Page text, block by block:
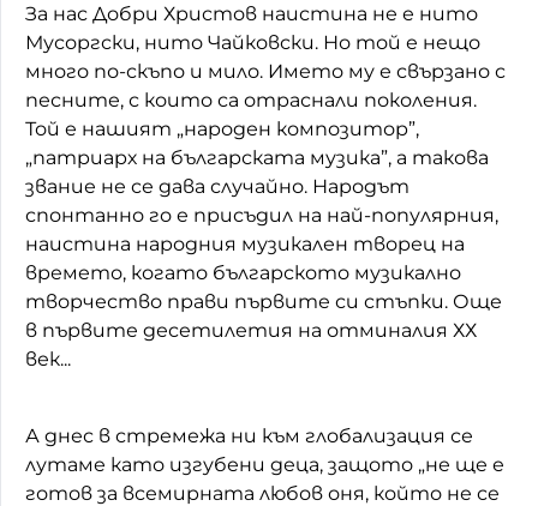
За нас Добри Христов наистина не е нито
Мусоргски, нито Чайковски. Но той е нещо
много по-скъпо и мило. Името му е свързано с
песните, с които са отраснали поколения.
Той е нашият „народен композитор”,
„патриарх на българската музика”, а такова
звание не се дава случайно. Народът
спонтанно го е присъдил на най-популярния,
наистина народния музикален творец на
времето, когато българското музикално
творчество прави първите си стъпки. Още
в първите десетилетия на отминалия ХХ
век...
А днес в стремежа ни към глобализация се
лутаме като изгубени деца, защото „не ще е
готов за всемирната любов оня, който не се